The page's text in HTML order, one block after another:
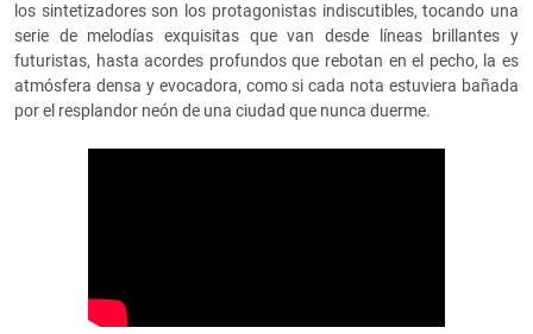
los sintetizadores son los protagonistas indiscutibles, tocando una
serie de melodías exquisitas que van desde líneas brillantes y
futuristas, hasta acordes profundos que rebotan en el pecho, la es
atmósfera densa y evocadora, como si cada nota estuviera bañada
por el resplandor neón de una ciudad que nunca duerme.